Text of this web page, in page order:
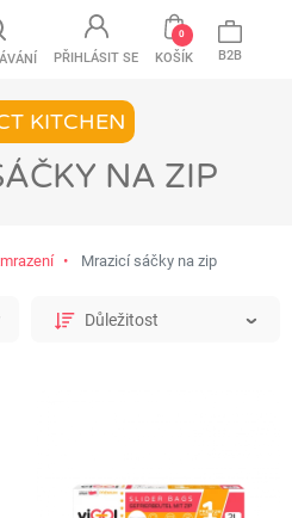
PŘIHLÁSIT SE KOŠÍK
0
B2B
KITCHEN
NA ZIP
Mrazicí sáčky na zip